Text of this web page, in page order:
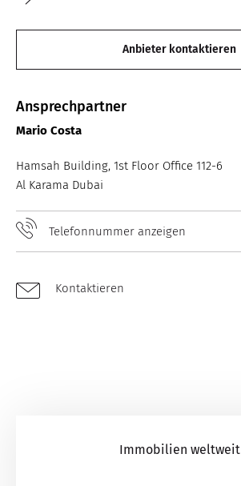
Anbieter kontaktieren
Ansprechpartner
Mario Costa
Hamsah Building, 1st Floor Office 112-6
Al Karama Dubai
Telefonnummer anzeigen
Kontaktieren
Immobilien weltweit